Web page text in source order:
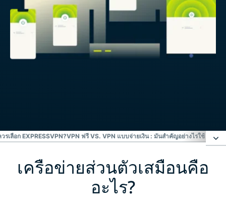
รเลือก EXPRESSVPN?VPN ฟรี VS. VPN แบบจ่ายเงิน : มันสำคัญอย่างไรใช้
เครือข่ายส่วนตัวเสมือนคืออะไร?
VPN ทำอะไรให้คุณได้บ้าง?
เครือข่ายส่วนตัวเสมือนคือ
อะไร?